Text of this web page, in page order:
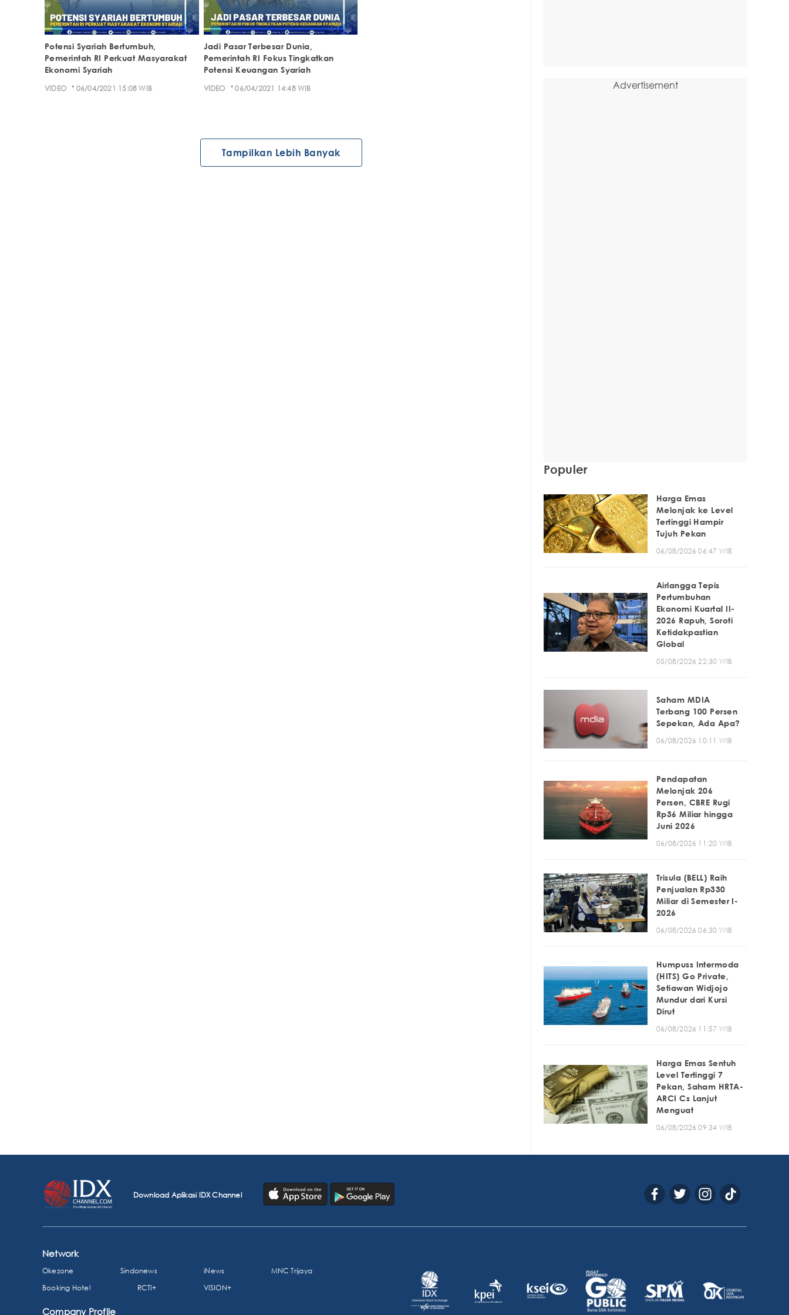
Potensi Syariah Bertumbuh,
Pemerintah RI Perkuat Masyarakat
Ekonomi Syariah
VIDEO · 06/04/2021 15:08 WIB
Jadi Pasar Terbesar Dunia,
Pemerintah RI Fokus Tingkatkan
Potensi Keuangan Syariah
VIDEO · 06/04/2021 14:48 WIB
Tampilkan Lebih Banyak
Advertisement
Populer
Harga Emas
Melonjak ke Level
Tertinggi Hampir
Tujuh Pekan
06/08/2026 06:47 WIB
Airlangga Tepis
Pertumbuhan
Ekonomi Kuartal II-
2026 Rapuh, Soroti
Ketidakpastian
Global
05/08/2026 22:30 WIB
Saham MDIA
Terbang 100 Persen
Sepekan, Ada Apa?
06/08/2026 10:11 WIB
Pendapatan
Melonjak 206
Persen, CBRE Rugi
Rp36 Miliar hingga
Juni 2026
06/08/2026 11:20 WIB
Trisula (BELL) Raih
Penjualan Rp330
Miliar di Semester I-
2026
06/08/2026 06:30 WIB
Humpuss Intermoda
(HITS) Go Private,
Setiawan Widjojo
Mundur dari Kursi
Dirut
06/08/2026 11:57 WIB
Harga Emas Sentuh
Level Tertinggi 7
Pekan, Saham HRTA-
ARCI Cs Lanjut
Menguat
06/08/2026 09:34 WIB
Download Aplikasi IDX Channel
Network
Okezone Sindonews iNews
MNC Trijaya
Booking Hotel
RCTI+ VISION+
Company Profile